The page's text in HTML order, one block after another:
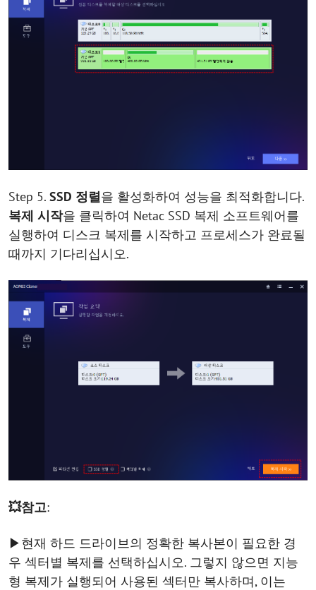
Step 5. SSD 정렬을 활성화하여 성능을 최적화합니다.
복제 시작을 클릭하여 Netac SSD 복제 소프트웨어를
실행하여 디스크 복제를 시작하고 프로세스가 완료될
때까지 기다리십시오.
💥참고:
▶현재 하드 드라이브의 정확한 복사본이 필요한 경
우 섹터별 복제를 선택하십시오. 그렇지 않으면 지능
형 복제가 실행되어 사용된 섹터만 복사하며, 이는